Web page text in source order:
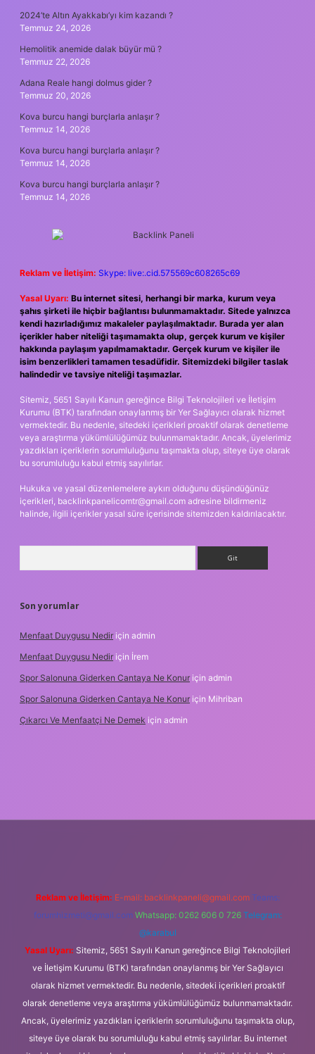
2024’te Altın Ayakkabı’yı kim kazandı ?
Temmuz 24, 2026
Hemolitik anemide dalak büyür mü ?
Temmuz 22, 2026
Adana Reale hangi dolmus gider ?
Temmuz 20, 2026
Kova burcu hangi burçlarla anlaşır ?
Temmuz 14, 2026
Kova burcu hangi burçlarla anlaşır ?
Temmuz 14, 2026
Kova burcu hangi burçlarla anlaşır ?
Temmuz 14, 2026
Reklam ve İletişim: Skype: live:.cid.575569c608265c69
Yasal Uyarı: Bu internet sitesi, herhangi bir marka, kurum veya
şahıs şirketi ile hiçbir bağlantısı bulunmamaktadır. Sitede yalnızca
kendi hazırladığımız makaleler paylaşılmaktadır. Burada yer alan
içerikler haber niteliği taşımamakta olup, gerçek kurum ve kişiler
hakkında paylaşım yapılmamaktadır. Gerçek kurum ve kişiler ile
isim benzerlikleri tamamen tesadüfidir. Sitemizdeki bilgiler taslak
halindedir ve tavsiye niteliği taşımazlar.
Sitemiz, 5651 Sayılı Kanun gereğince Bilgi Teknolojileri ve İletişim
Kurumu (BTK) tarafından onaylanmış bir Yer Sağlayıcı olarak hizmet
vermektedir. Bu nedenle, sitedeki içerikleri proaktif olarak denetleme
veya araştırma yükümlülüğümüz bulunmamaktadır. Ancak, üyelerimiz
yazdıkları içeriklerin sorumluluğunu taşımakta olup, siteye üye olarak
bu sorumluluğu kabul etmiş sayılırlar.
Hukuka ve yasal düzenlemelere aykırı olduğunu düşündüğünüz
içerikleri, backlinkpanelicomtr@gmail.com adresine bildirmeniz
halinde, ilgili içerikler yasal süre içerisinde sitemizden kaldırılacaktır.
Son yorumlar
Menfaat Duygusu Nedir için admin
Menfaat Duygusu Nedir için İrem
Spor Salonuna Giderken Cantaya Ne Konur için admin
Spor Salonuna Giderken Cantaya Ne Konur için Mihriban
Çıkarcı Ve Menfaatçi Ne Demek için admin
Reklam ve İletişim: E-mail: backlinkpaneli@gmail.com Teams:
forumhizmeti@gmail.com Whatsapp: 0262 606 0 726 Telegram:
@karabul
Yasal Uyarı: Sitemiz, 5651 Sayılı Kanun gereğince Bilgi Teknolojileri
ve İletişim Kurumu (BTK) tarafından onaylanmış bir Yer Sağlayıcı
olarak hizmet vermektedir. Bu nedenle, sitedeki içerikleri proaktif
olarak denetleme veya araştırma yükümlülüğümüz bulunmamaktadır.
Ancak, üyelerimiz yazdıkları içeriklerin sorumluluğunu taşımakta olup,
siteye üye olarak bu sorumluluğu kabul etmiş sayılırlar. Bu internet